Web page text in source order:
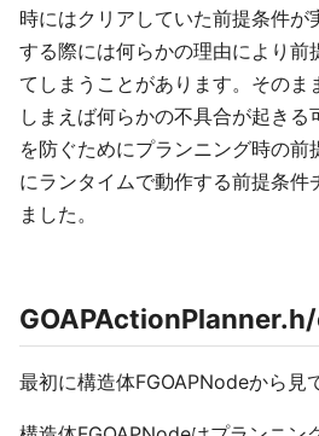
時にはクリアしていた前提条件が
する際には何らかの理由により前
てしまうことがあります。そのま
しまえば何らかの不具合が起き
を防ぐためにプランニング時の前
にランタイムで動作する前提条件
ました。
最初に構造体FGOAPNodeから見